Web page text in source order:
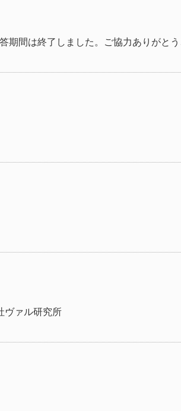
期間は終了しました。ご協力ありがとう
ヴァル研究所